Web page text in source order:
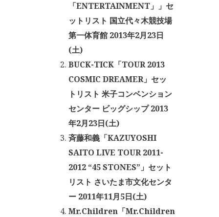
「ENTERTAINMENT」」セ
ットリスト 国立代々木競技場
第一体育館 2013年2月23日
(土)
BUCK-TICK「TOUR 2013
COSMIC DREAMER」セッ
トリスト 米子コンベンション
センター ビッグシップ 2013
年2月23日(土)
斉藤和義「KAZUYOSHI
SAITO LIVE TOUR 2011-
2012 “45 STONES”」セット
リスト さいたま市文化センタ
ー 2011年11月5日(土)
Mr.Children「Mr.Children